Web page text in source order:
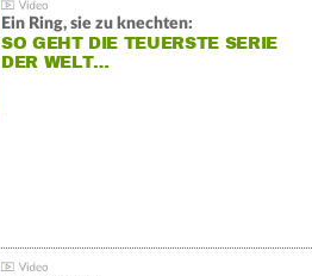
Ein Ring, sie zu knechten:
SO GEHT DIE TEUERSTE SERIE
DER WELT…